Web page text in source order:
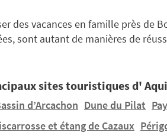
des vacances en famille près de
sont autant de manières de
sites touristiques d'
d’Arcachon Dune du Pilat
et étang de Cazaux